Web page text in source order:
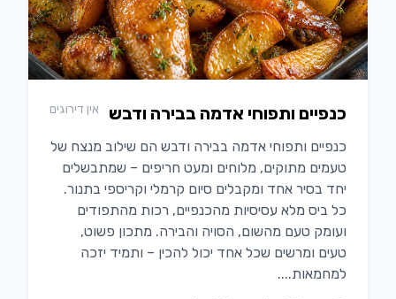
כנפיים ותפוחי אדמה בבירה ודבש אין דירוגים
כנפיים ותפוחי אדמה בבירה ודבש הם שילוב מנצח של
טעמים מתוקים, מלוחים ומעט חריפים – שמתבשלים
יחד בסיר אחד ומקבלים סיום קרמלי וקריספי בתנור.
כל ביס מלא עסיסיות מהכנפיים, רכות מהתפודים
ועומק טעם מהשום, הסויה והבירה. מתכון פשוט,
טעים ומרשים שכל אחד יכול להכין – ותמיד יזכה
למחמאות....